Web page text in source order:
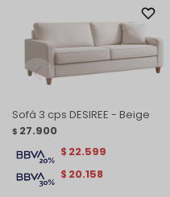
Sofá 3 cps DESIREE - Beige
$ 27.900
$ 20.158
$ 22.599